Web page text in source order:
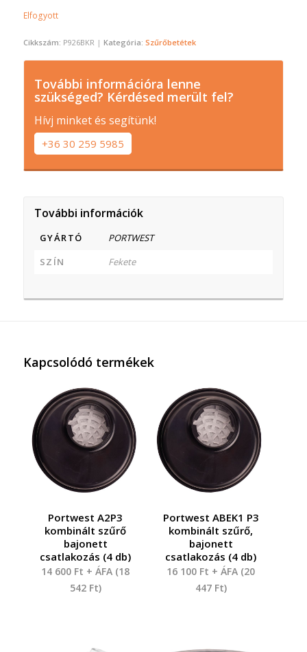
Elfogyott
Cikkszám: P926BKR Kategória: Szűrőbetétek
További információra lenne
szükséged? Kérdésed merült fel?
Hívj minket és segítünk!
+36 30 259 5985
További információk
GYÁRTÓ
PORTWEST
SZÍN
Fekete
Kapcsolódó termékek
Portwest A2P3
kombinált szűrő
bajonett
csatlakozás (4 db)
14 600 Ft + ÁFA (18
542 Ft)
Portwest ABEK1 P3
kombinált szűrő,
bajonett
csatlakozás (4 db)
16 100 Ft + ÁFA (20
447 Ft)